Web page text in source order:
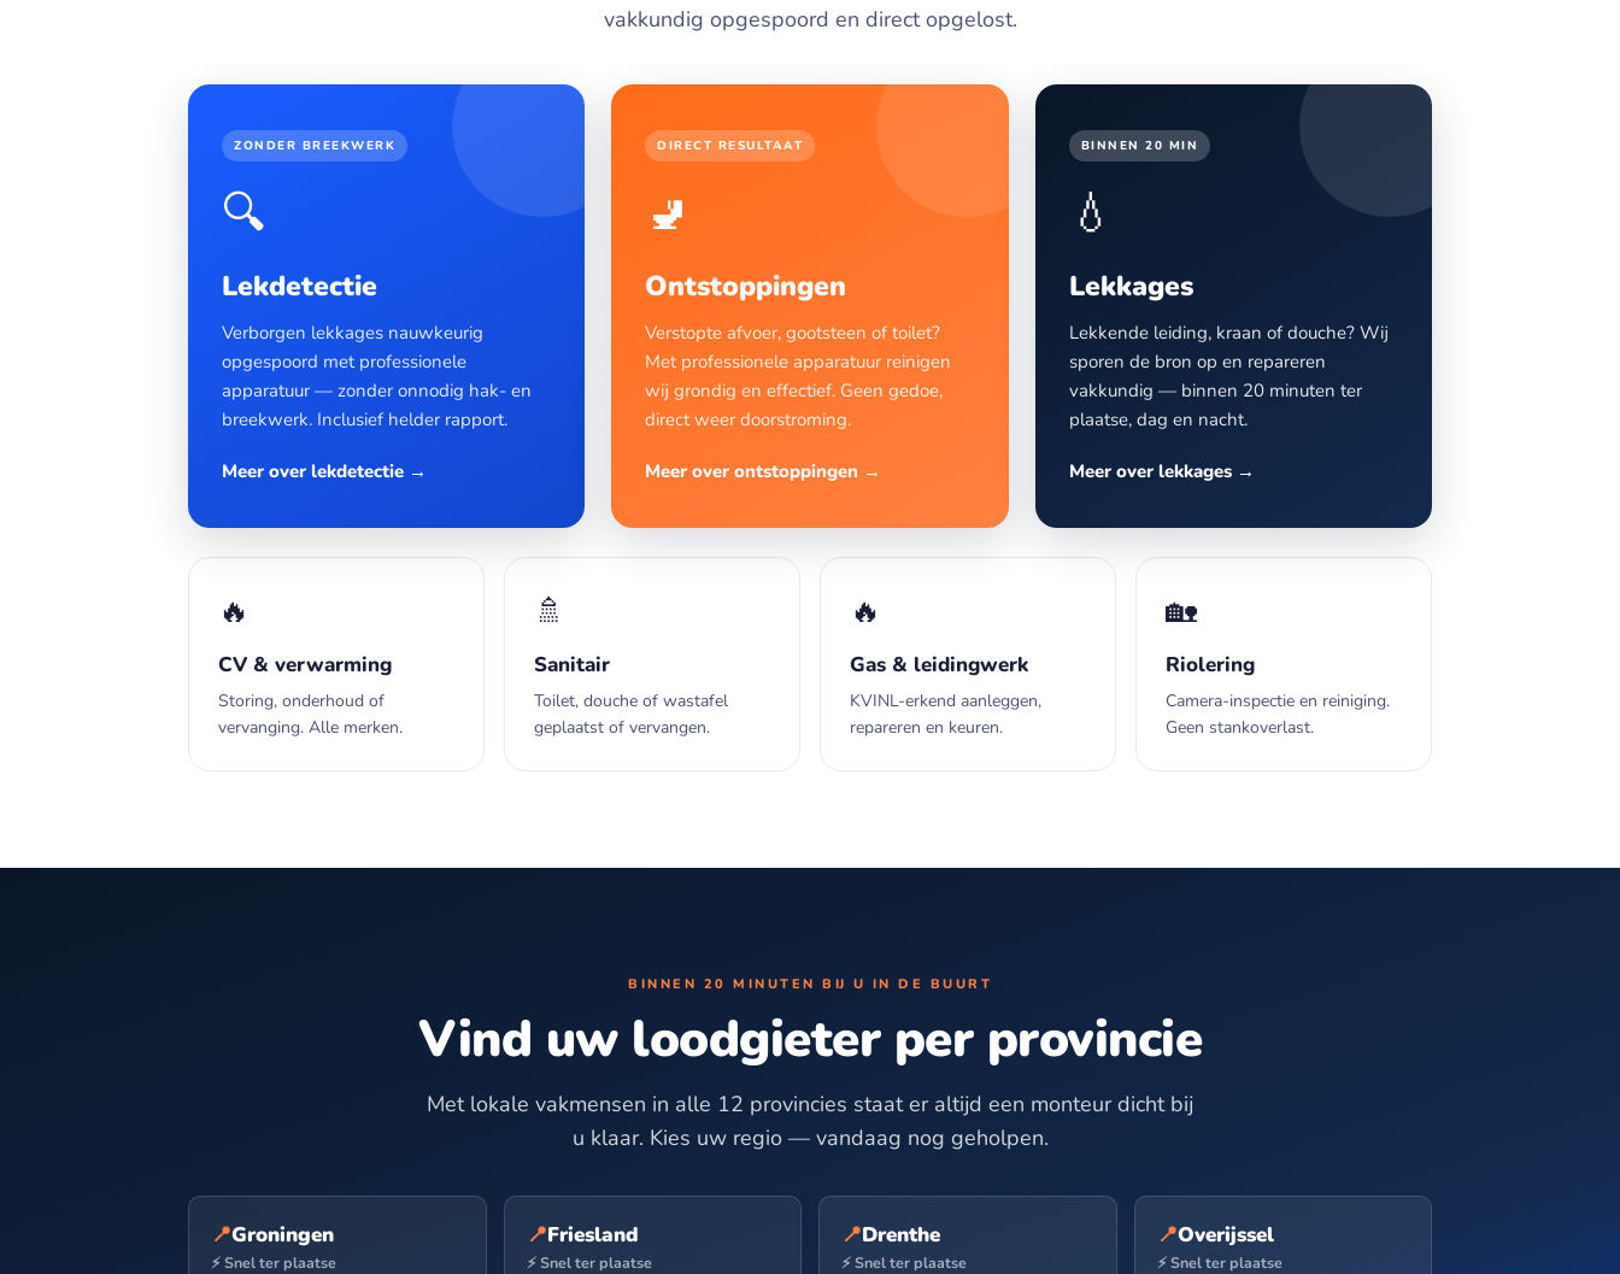
vakkundig opgespoord en direct opgelost.
ZONDER BREEKWERK
🔍
Lekdetectie
Verborgen lekkages nauwkeurig
opgespoord met professionele
apparatuur — zonder onnodig hak- en
breekwerk. Inclusief helder rapport.
Meer over lekdetectie →
DIRECT RESULTAAT
🚽
Ontstoppingen
Verstopte afvoer, gootsteen of toilet?
Met professionele apparatuur reinigen
wij grondig en effectief. Geen gedoe,
direct weer doorstroming.
Meer over ontstoppingen →
BINNEN 20 MIN
💧
Lekkages
Lekkende leiding, kraan of douche? Wij
sporen de bron op en repareren
vakkundig — binnen 20 minuten ter
plaatse, dag en nacht.
Meer over lekkages →
🔥
CV & verwarming
Storing, onderhoud of
vervanging. Alle merken.
🚿
Sanitair
Toilet, douche of wastafel
geplaatst of vervangen.
🔥
Gas & leidingwerk
KVINL-erkend aanleggen,
repareren en keuren.
🏡
Riolering
Camera-inspectie en reiniging.
Geen stankoverlast.
BINNEN 20 MINUTEN BIJ U IN DE BUURT
Vind uw loodgieter per provincie
Met lokale vakmensen in alle 12 provincies staat er altijd een monteur dicht bij
u klaar. Kies uw regio — vandaag nog geholpen.
📍Groningen
⚡ Snel ter plaatse
📍Friesland
⚡ Snel ter plaatse
📍Drenthe
⚡ Snel ter plaatse
📍Overijssel
⚡ Snel ter plaatse